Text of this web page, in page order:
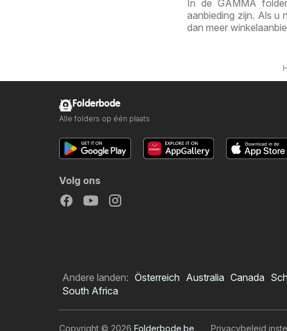
In de GAMMA
aanbieding zijn. Als u
dan meer
Folderbode
Alle folders op één plaats
Volg ons
Andere landen: Österreich Australia Canada
South Africa
Copyright © 2026 Folderbode.be. Privacybeleid